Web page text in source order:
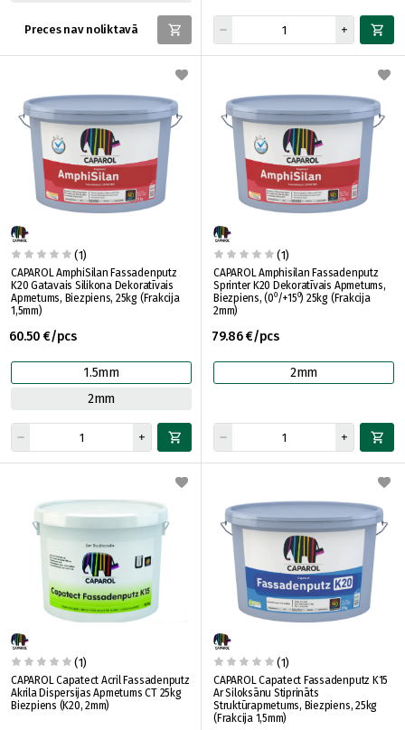
Preces nav noliktavā
(1)
CAPAROL AmphiSilan Fassadenputz
K20 Gatavais Silikona Dekoratīvais
Apmetums, Biezpiens, 25kg (Frakcija
1,5mm)
60.50 €/pcs
1.5mm
2mm
(1)
CAPAROL Amphisilan Fassadenputz
Sprinter K20 Dekoratīvais Apmetums,
Biezpiens, (0⁰/+15⁰) 25kg (Frakcija
2mm)
79.86 €/pcs
2mm
(1)
CAPAROL Capatect Acril Fassadenputz
Akrila Dispersijas Apmetums CT 25kg
Biezpiens (K20, 2mm)
(1)
CAPAROL Capatect Fassadenputz K15
Ar Siloksānu Stiprināts
Struktūrapmetums, Biezpiens, 25kg
(Frakcija 1,5mm)